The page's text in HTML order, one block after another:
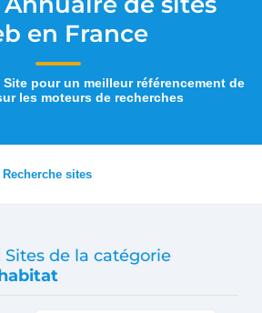
en France
pour un meilleur référencement de
les moteurs de recherches
Recherche sites
Sites de la catégorie